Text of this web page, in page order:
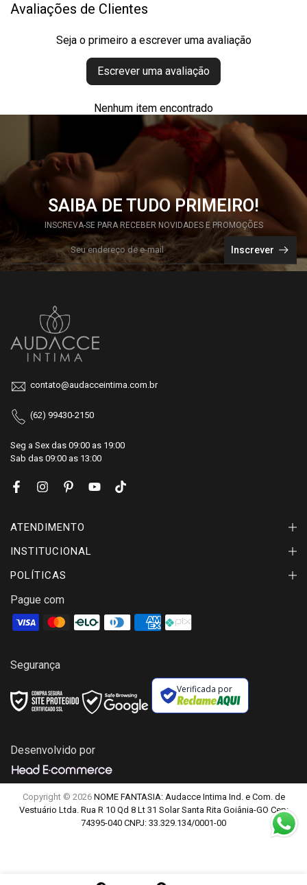
Avaliações de Clientes
Seja o primeiro a escrever uma avaliação
Escrever uma avaliação
Nenhum item encontrado
SAIBA DE TUDO PRIMEIRO!
INSCREVA-SE PARA RECEBER NOVIDADES E PROMOÇÕES
Inscrever
contato@audacceintima.com.br
(62) 99430-2150
Seg a Sex das 09:00 as 19:00
Sab das 09:00 as 13:00
ATENDIMENTO
INSTITUCIONAL
POLÍTICAS
Pague com
Segurança
Verificada por
Desenvolvido por
Copyright © 2026 NOME FANTASIA: Audacce Intima Ind. e Com. de
Vestuário Ltda. Rua R 10 Qd 8 Lt 31 Solar Santa Rita Goiânia-GO Cep:
74395-040 CNPJ: 33.329.134/0001-00